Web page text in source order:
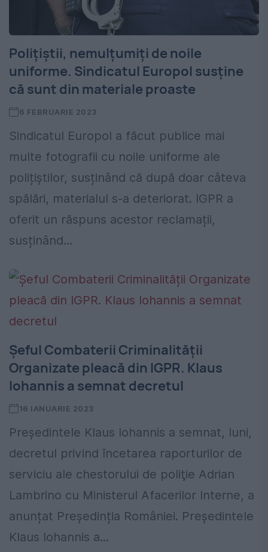
Polițiștii, nemulțumiți de noile
uniforme. Sindicatul Europol susține
că sunt din materiale proaste
6 FEBRUARIE 2023
Sindicatul Europol a făcut publice mai
multe fotografii cu noile uniforme ale
polițiștilor, susținând că după doar câteva
spălări, materialul s-a deteriorat. IGPR a
oferit un răspuns acestor reclamații,
susținând...
Șeful Combaterii Criminalității
Organizate pleacă din IGPR. Klaus
Iohannis a semnat decretul
16 IANUARIE 2023
Președintele Klaus Iohannis a semnat, luni,
decretul privind încetarea raporturilor de
serviciu ale chestorului de poliţie Adrian
Lambrino cu Ministerul Afacerilor Interne, a
anunțat Președinția României. Preşedintele
Klaus Iohannis a...